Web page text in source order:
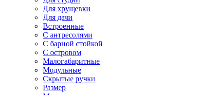
Для хрущевки
Для дачи
Встроенные
С антресолями
С барной стойкой
С островом
Малогабаритные
Модульные
Скрытые ручки
Размер